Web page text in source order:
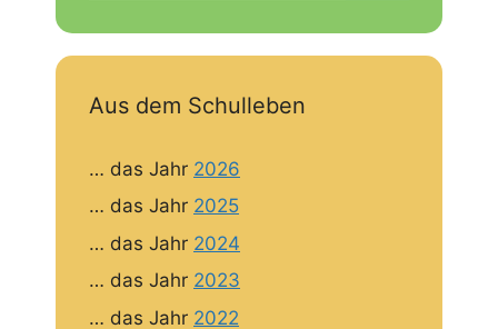
Aus dem Schulleben
… das Jahr 2026
… das Jahr 2025
… das Jahr 2024
… das Jahr 2023
… das Jahr 2022